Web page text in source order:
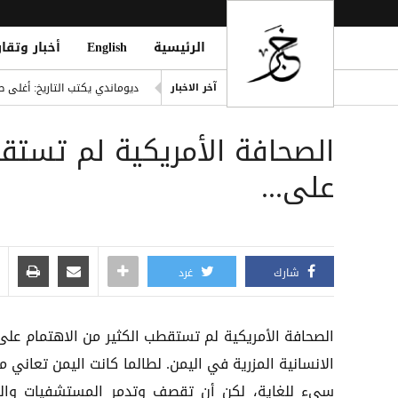
الرئيسية English أخبار
آخر الاخبار
ديوماندي يكتب التاريخ: أغلى
انفراد| مصادر تكشف
هيثم حسن يوقع لسيلتيك
الصحافة الأمريكية لم
على...
شارك غرد
الصحافة الأمريكية لم تستقطب الكثير من الاهتمام
الانسانية المزرية في اليمن. لطالما كانت اليمن
سيء للغاية، لكن أن تقصف وتدمر المستشفيات